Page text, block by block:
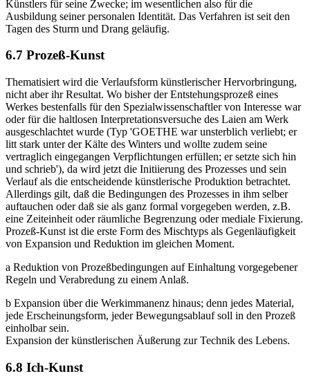
Künstlers für seine Zwecke; im wesentlichen also für die
Ausbildung seiner personalen Identität. Das Verfahren ist seit den
Tagen des Sturm und Drang geläufig.
6.7 Prozeß-Kunst
Thematisiert wird die Verlaufsform künstlerischer Hervorbringung,
nicht aber ihr Resultat. Wo bisher der Entstehungsprozeß eines
Werkes bestenfalls für den Spezialwissenschaftler von Interesse war
oder für die haltlosen Interpretationsversuche des Laien am Werk
ausgeschlachtet wurde (Typ 'GOETHE war unsterblich verliebt; er
litt stark unter der Kälte des Winters und wollte zudem seine
vertraglich eingegangen Verpflichtungen erfüllen; er setzte sich hin
und schrieb'), da wird jetzt die Initiierung des Prozesses und sein
Verlauf als die entscheidende künstlerische Produktion betrachtet.
Allerdings gilt, daß die Bedingungen des Prozesses in ihm selber
auftauchen oder daß sie als ganz formal vorgegeben werden, z.B.
eine Zeiteinheit oder räumliche Begrenzung oder mediale Fixierung.
Prozeß-Kunst ist die erste Form des Mischtyps als Gegenläufigkeit
von Expansion und Reduktion im gleichen Moment.
a Reduktion von Prozeßbedingungen auf Einhaltung vorgegebener
Regeln und Verabredung zu einem Anlaß.
b Expansion über die Werkimmanenz hinaus; denn jedes Material,
jede Erscheinungsform, jeder Bewegungsablauf soll in den Prozeß
einholbar sein.
Expansion der künstlerischen Äußerung zur Technik des Lebens.
6.8 Ich-Kunst